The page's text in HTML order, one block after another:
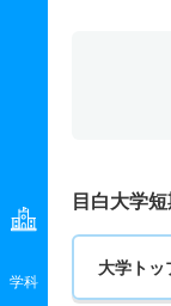
学科
目白大学
大学トッ